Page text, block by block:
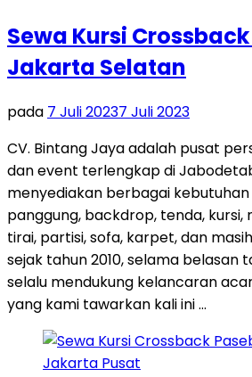
Sewa Kursi
Jakarta Selatan
pada 7 Juli 20237 Juli 2023
CV. Bintang Jaya adalah pusat
dan event terlengkap di
menyediakan berbagai
panggung, backdrop, tenda, kursi,
tirai, partisi, sofa, karpet, dan
sejak tahun 2010, selama belasan
selalu mendukung kelancaran
yang kami tawarkan kali ini …